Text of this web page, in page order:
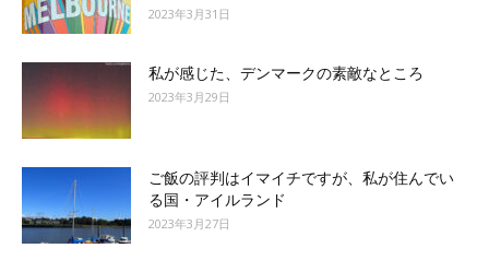
2023年3月31日
私が感じた、デンマークの素敵なところ
2023年3月29日
ご飯の評判はイマイチですが、私が住んでい
る国・アイルランド
2023年3月27日